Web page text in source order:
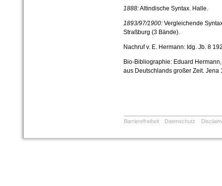
1888:Altindische Syntax. Halle.
1893/97/1900:Vergleichende
Straßburg (3 Bände).
Nachrufv. E. Hermann: Idg. Jb. 8
Bio-Bibliographie:Eduard
aus Deutschlands großer Zeit. Jena
Barrierefreiheit Datenschutz